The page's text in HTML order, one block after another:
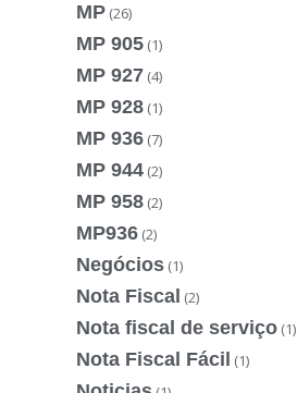
MP (26)
MP 905 (1)
MP 927 (4)
MP 928 (1)
MP 936 (7)
MP 944 (2)
MP 958 (2)
MP936 (2)
Negócios (1)
Nota Fiscal (2)
Nota fiscal de serviço (1)
Nota Fiscal Fácil (1)